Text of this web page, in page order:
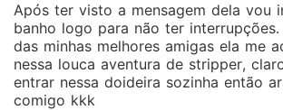
Após ter visto a mensagem dela vou
banho logo para não ter interrupções.
das minhas melhores amigas ela me
nessa louca aventura de stripper,
entrar nessa doideira sozinha então
comigo kkk